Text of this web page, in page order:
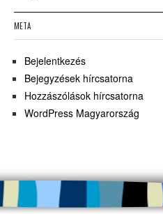
META
Bejelentkezés
Bejegyzések hírcsatorna
Hozzászólások hírcsatorna
WordPress Magyarország